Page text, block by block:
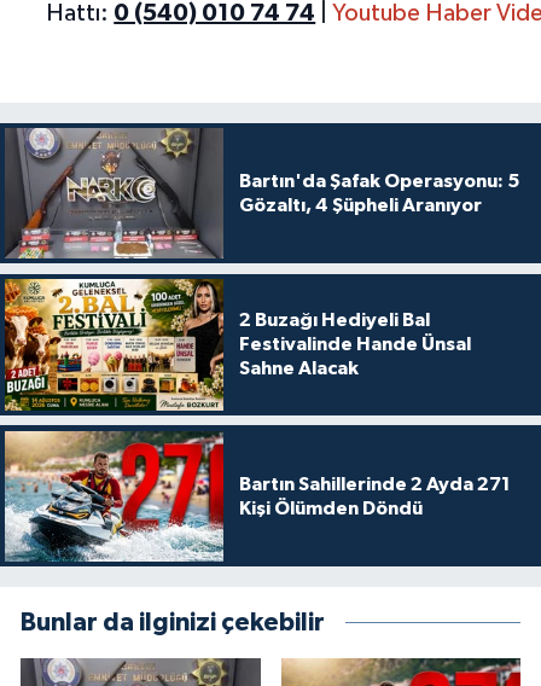
Hattı: 0 (540) 010 74 74 Youtube Haber
Bartın'da Şafak Operasyonu: 5
Gözaltı, 4 Şüpheli Aranıyor
2 Buzağı Hediyeli Bal
Festivalinde Hande Ünsal
Sahne Alacak
Bartın Sahillerinde 2 Ayda 271
Kişi Ölümden Döndü
Bunlar da ilginizi çekebilir